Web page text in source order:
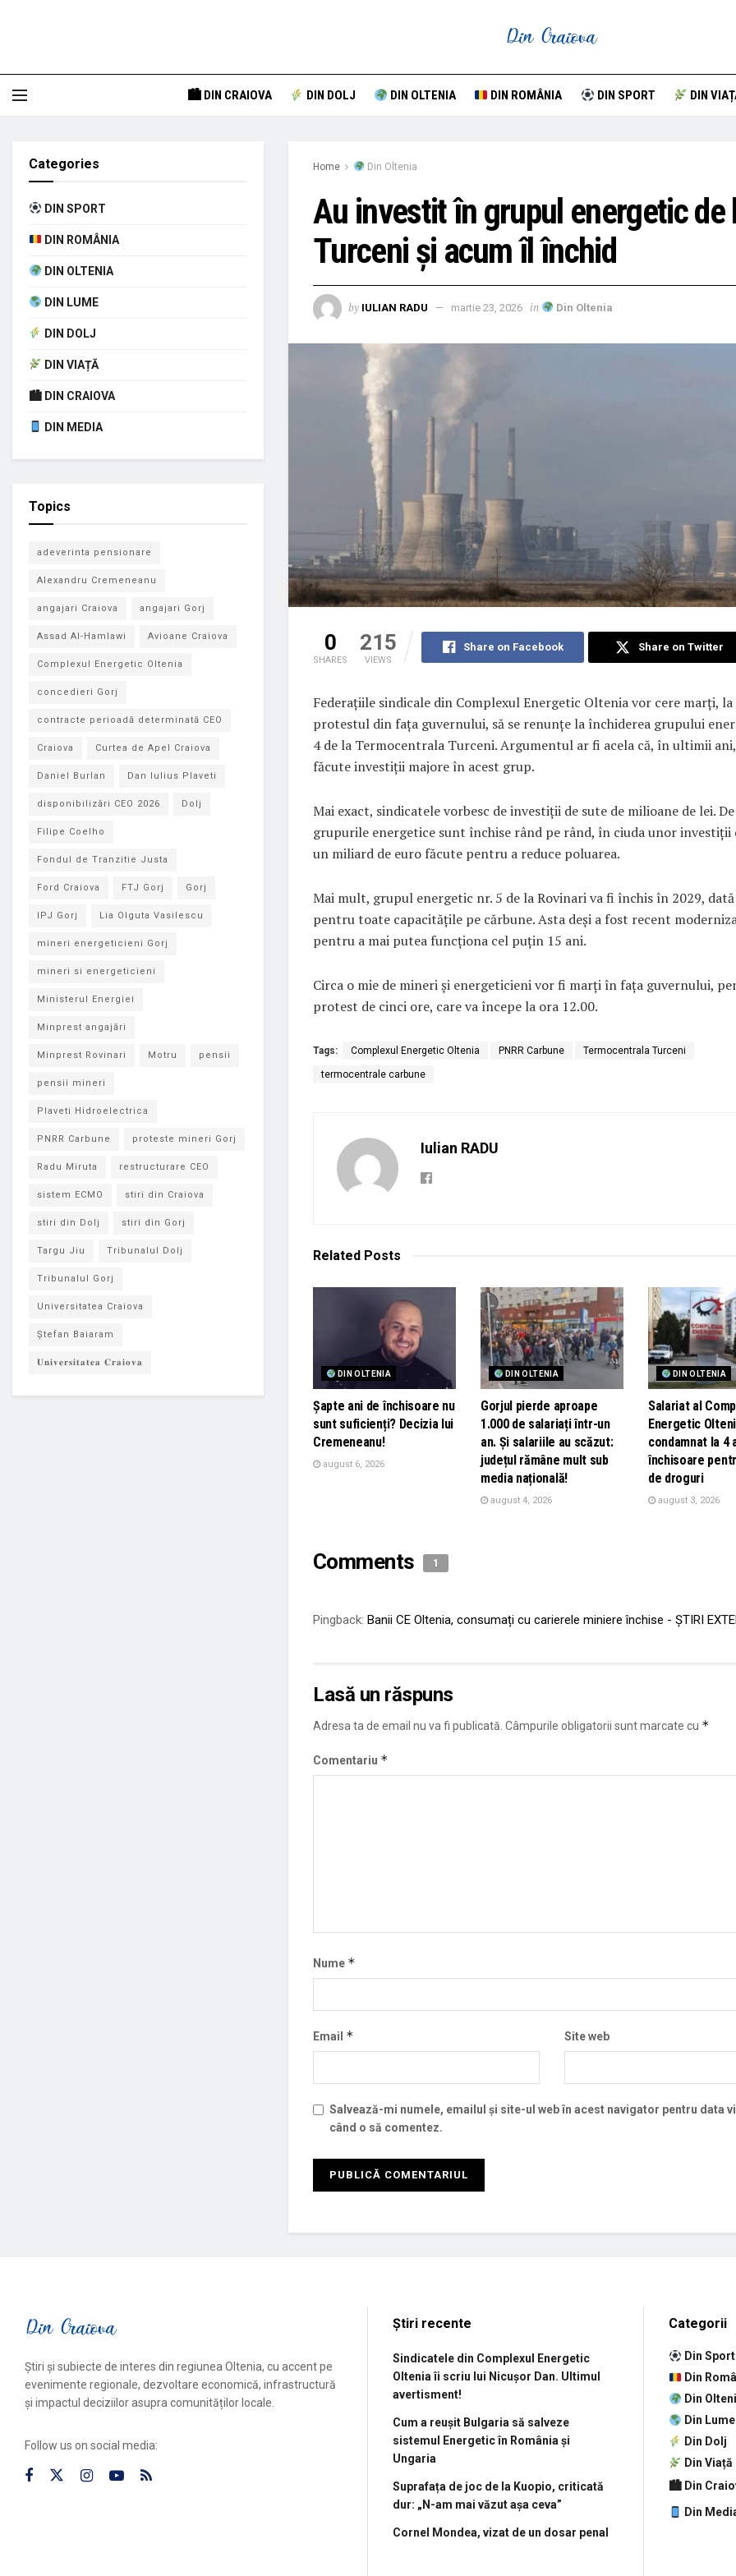
🏙 DIN CRAIOVA DIN DOLJ DIN OLTENIA DIN ROMÂNIA DIN SPORT DIN
Home Din Oltenia
Au investit în grupul energetic de
Turceni și acum îl închid
by IULIAN RADU martie 23, 2026 in Din Oltenia
0
SHARES
215
VIEWS
Share on Facebook Share on Twitter
Federațiile sindicale din Complexul Energetic Oltenia vor cere marți, la
protestul din fața guvernului, să se renunțe la închiderea grupului
4 de la Termocentrala Turceni. Argumentul ar fi acela că, în ultimii
făcute investiții majore în acest grup.
Mai exact, sindicatele vorbesc de investiții de sute de milioane de lei.
grupurile energetice sunt închise rând pe rând, în ciuda unor investiții
un miliard de euro făcute pentru a reduce poluarea.
Mai mult, grupul energetic nr. 5 de la Rovinari va fi închis în 2029,
pentru toate capacitățile pe cărbune. Asta deși a fost recent
pentru a mai putea funcționa cel puțin 15 ani.
Circa o mie de mineri și energeticieni vor fi marți în fața guvernului,
protest de cinci ore, care va începe la ora 12.00.
Tags: Complexul Energetic Oltenia PNRR Carbune Termocentrala Turceni
termocentrale carbune
Iulian RADU
Related Posts
DIN OLTENIA
Șapte ani de închisoare nu
sunt suficienți? Decizia lui
Cremeneanu!
august 6, 2026
DIN OLTENIA
Gorjul pierde aproape
1.000 de salariați într-un
an. Și salariile au scăzut:
județul rămâne mult sub
media națională!
august 4, 2026
DIN OLTENIA
Salariat al
Energetic
condamnat la 4
închisoare
de droguri
august 3, 2026
Comments 1
Pingback: Banii CE Oltenia, consumați cu carierele miniere închise - ȘTIRI
Lasă un răspuns
Adresa ta de email nu va fi publicată. Câmpurile obligatorii sunt marcate cu *
Comentariu *
Nume *
Email * Site web
Salvează-mi numele, emailul și site-ul web în acest navigator pentru data
când o să comentez.
Categories
DIN SPORT
DIN ROMÂNIA
DIN OLTENIA
DIN LUME
DIN DOLJ
DIN VIAȚĂ
🏙 DIN CRAIOVA
DIN MEDIA
Topics
adeverinta pensionare
Alexandru Cremeneanu
angajari Craiova angajari Gorj
Assad Al-Hamlawi Avioane Craiova
Complexul Energetic Oltenia
concedieri Gorj
contracte perioadă determinată CEO
Craiova Curtea de Apel Craiova
Daniel Burlan Dan Iulius Plaveti
disponibilizări CEO 2026 Dolj
Filipe Coelho
Fondul de Tranzitie Justa
Ford Craiova FTJ Gorj Gorj
IPJ Gorj Lia Olguta Vasilescu
mineri energeticieni Gorj
mineri si energeticieni
Ministerul Energiei
Minprest angajări
Minprest Rovinari Motru pensii
pensii mineri
Plaveti Hidroelectrica
PNRR Carbune proteste mineri Gorj
Radu Miruta restructurare CEO
sistem ECMO stiri din Craiova
stiri din Dolj stiri din Gorj
Targu Jiu Tribunalul Dolj
Tribunalul Gorj
Universitatea Craiova
Ștefan Baiaram
𝐔𝐧𝐢𝐯𝐞𝐫𝐬𝐢𝐭𝐚𝐭𝐞𝐚 𝐂𝐫𝐚𝐢𝐨𝐯𝐚
Știri și subiecte de interes din regiunea Oltenia, cu accent pe
evenimente regionale, dezvoltare economică, infrastructură
și impactul deciziilor asupra comunităților locale.
Follow us on social media:
Știri recente
Sindicatele din Complexul Energetic
Oltenia îi scriu lui Nicușor Dan. Ultimul
avertisment!
Cum a reușit Bulgaria să salveze
sistemul Energetic în România și
Ungaria
Suprafața de joc de la Kuopio, criticată
dur: „N-am mai văzut așa ceva”
Cornel Mondea, vizat de un dosar penal
Categorii
Din Sport
Din
Din
Din Lume
Din Dolj
Din Viață
🏙 Din
Din